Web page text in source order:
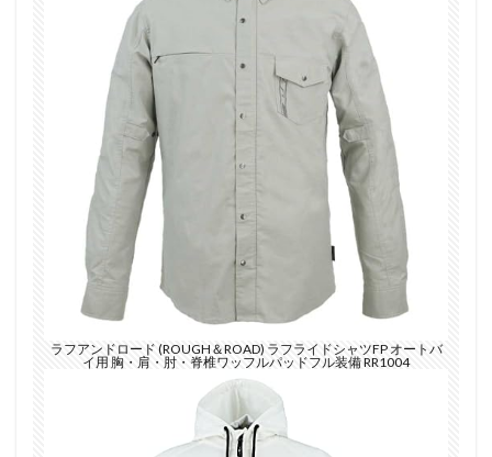
ラフアンドロード (ROUGH＆ROAD) ラフライドシャツFP オートバ
イ用 胸・肩・肘・脊椎ワッフルパッドフル装備 RR1004